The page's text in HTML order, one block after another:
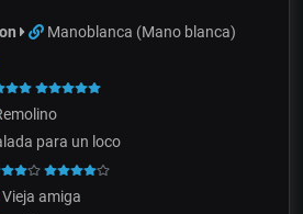
Manoblanca (Mano blanca)
para un loco
Vieja amiga